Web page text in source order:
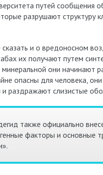
путей
разрушают структуру
сказать и о вредоносном
их получают путем
минеральной они начинают
опасны для человека,
раздражают слизистые
также официально
факторы и основные